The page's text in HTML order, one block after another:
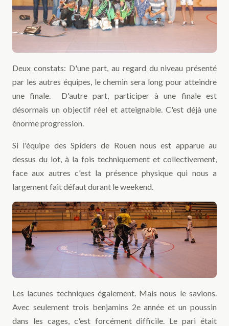
Deux constats: D'une part, au regard du niveau présenté
par les autres équipes, le chemin sera long pour atteindre
une finale. D'autre part, participer à une finale est
désormais un objectif réel et atteignable. C'est déjà une
énorme progression.
Si l'équipe des Spiders de Rouen nous est apparue au
dessus du lot, à la fois techniquement et collectivement,
face aux autres c'est la présence physique qui nous a
largement fait défaut durant le weekend.
Les lacunes techniques également. Mais nous le savions.
Avec seulement trois benjamins 2e année et un poussin
dans les cages, c'est forcément difficile. Le pari était